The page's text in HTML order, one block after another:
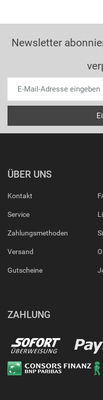
Newsletter
ÜBER UNS
Kontakt
Service
Zahlungsmethoden
Versand
Gutscheine
ZAHLUNG